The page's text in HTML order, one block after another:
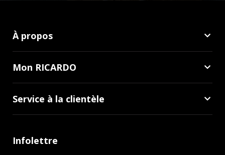
À propos
Mon RICARDO
Service à la clientèle
Infolettre